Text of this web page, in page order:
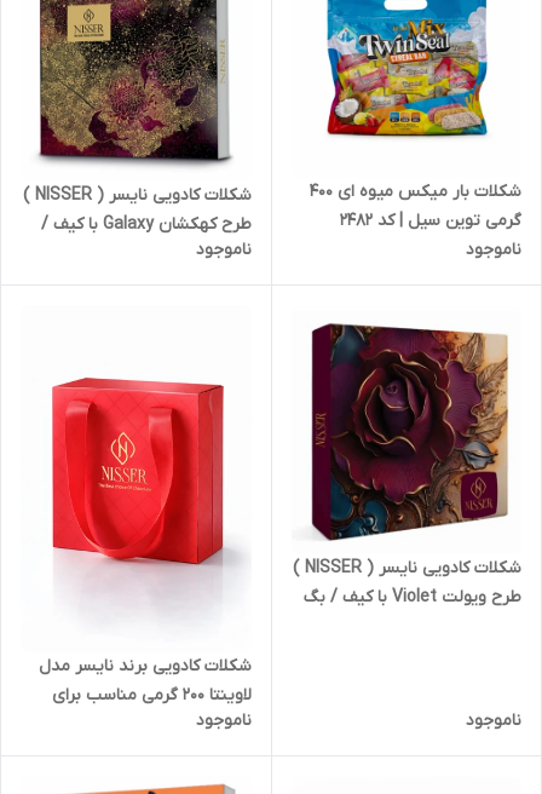
شکلات بار میکس میوه ای 400
گرمی توین سیل | کد 2482
ناموجود
شکلات کادویی نایسر ( NISSER )
طرح کهکشان Galaxy با کیف /
بگ کادویی دسته دار | کد 2438
ناموجود
شکلات کادویی نایسر ( NISSER )
طرح ویولت Violet با کیف / بگ
ناموجود
شکلات کادویی برند نایسر مدل
لاوینتا 200 گرمی مناسب برای
هدیه و پذیرایی | کد 2463
ناموجود